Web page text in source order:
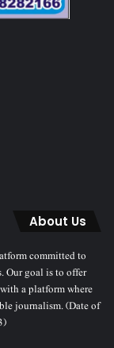
About Us
committed to
Our goal is to offer
a platform where
journalism. (Date of